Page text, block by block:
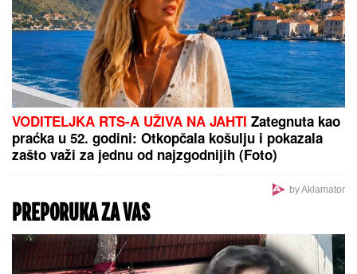
BORA SANTANA IMA OZBILJAN
BIZNIS ZA KOJI SE MALO ZNA
Pored rijalitija i voditeljstva novac
mu kaplje i od ovog posla: "Ljudi mi
dolaze svakodnevno"